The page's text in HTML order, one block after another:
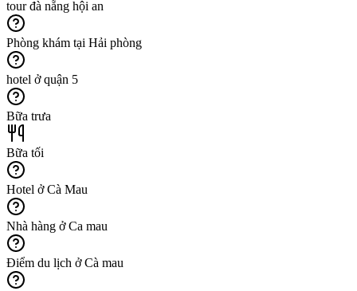
tour đà nẵng hội an
Phòng khám tại Hải phòng
hotel ở quận 5
Bữa trưa
Bữa tối
Hotel ở Cà Mau
Nhà hàng ở Ca mau
Điểm du lịch ở Cà mau